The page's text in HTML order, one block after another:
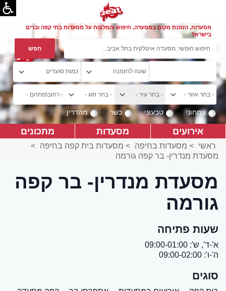
מסעדות, הזמנת מקום במסעדה, חיפוש והמלצות על מסעדות בתי קפה וברים
בישראל
צמחוני טבעוני כשר מהדרין
אירועים מסעדות מתכונים
ראשי > מסעדות בחיפה > מסעדות בית קפה בחיפה >
מסעדת מנדרין- בר קפה גורמה
מסעדת מנדרין- בר קפה
גורמה
שעות פתיחה
א'-ד', ש': 09:00-01:00
ה'-ו': 09:00-02:00
סוגים